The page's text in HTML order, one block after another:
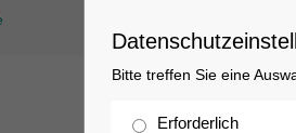
Sammlung
Bitte treffen Sie eine
Erforderlich